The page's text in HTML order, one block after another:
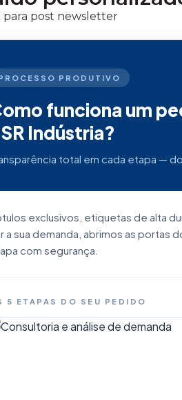
PRODUTIVO
funciona um
Indústria?
total em cada etapa —
exclusivos, etiquetas de alta
a sua demanda, abrimos as portas
com segurança.
5 ETAPAS DO SEU PEDIDO